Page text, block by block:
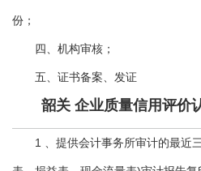
份；
四、机构审核；
五、证书备案、发证
韶关 企业质量信用评价
1 、提供会计事务所审计的最近